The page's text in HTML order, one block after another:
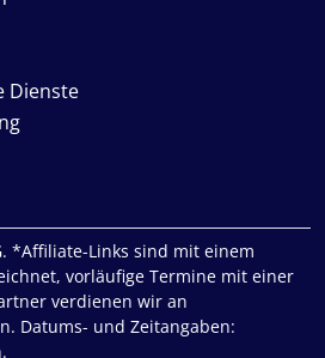
Dienste
*Affiliate-Links sind mit einem
vorläufige Termine mit einer
verdienen wir an
Datums- und Zeitangaben: